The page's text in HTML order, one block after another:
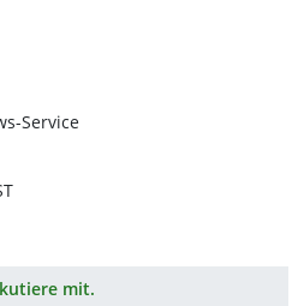
Service
mit.